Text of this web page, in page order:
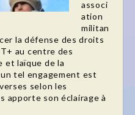
associ
ation
militan
la défense des droits
au centre des
et laïque de la
tel engagement est
selon les
apporte son éclairage à